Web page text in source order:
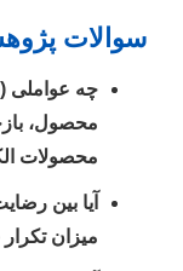
سوالات
چه عواملی
محصول،
محصولات
آیا بین
میزان